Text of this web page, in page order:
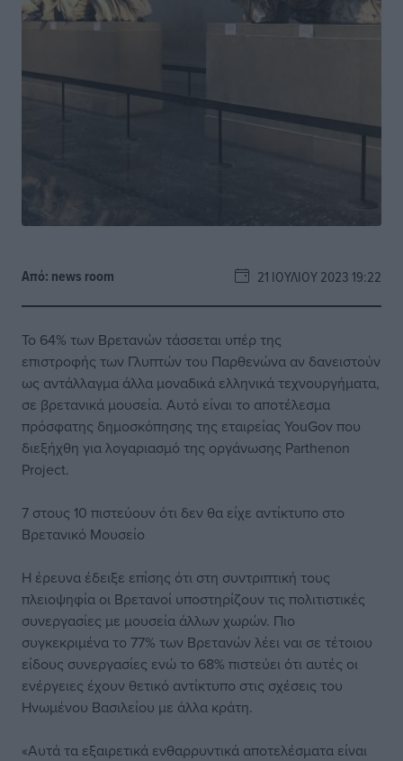
Από: news room 21 ΙΟΥΛΊΟΥ 2023 19:22
Το 64% των Βρετανών τάσσεται υπέρ της
επιστροφής των Γλυπτών του Παρθενώνα αν δανειστούν
ως αντάλλαγμα άλλα μοναδικά ελληνικά τεχνουργήματα,
σε βρετανικά μουσεία. Αυτό είναι το αποτέλεσμα
πρόσφατης δημοσκόπησης της εταιρείας YouGov που
διεξήχθη για λογαριασμό της οργάνωσης Parthenon
Project.
7 στους 10 πιστεύουν ότι δεν θα είχε αντίκτυπο στο
Βρετανικό Μουσείο
Η έρευνα έδειξε επίσης ότι στη συντριπτική τους
πλειοψηφία οι Βρετανοί υποστηρίζουν τις πολιτιστικές
συνεργασίες με μουσεία άλλων χωρών. Πιο
συγκεκριμένα το 77% των Βρετανών λέει ναι σε τέτοιου
είδους συνεργασίες ενώ το 68% πιστεύει ότι αυτές οι
ενέργειες έχουν θετικό αντίκτυπο στις σχέσεις του
Ηνωμένου Βασιλείου με άλλα κράτη.
«Αυτά τα εξαιρετικά ενθαρρυντικά αποτελέσματα είναι